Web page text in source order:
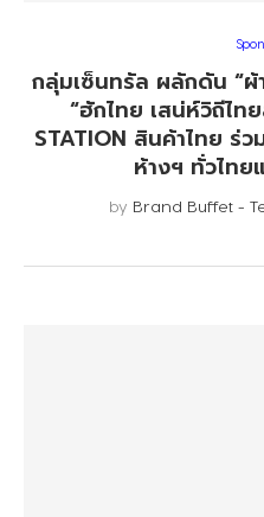
กลุ่มเซ็นทรัล ผลักดัน “ผ้
“ฮักไทย เสน่ห์วิถีไท
STATION สินค้าไทย ร่
ห้างฯ ทั่วไทย
by Brand Buffet -